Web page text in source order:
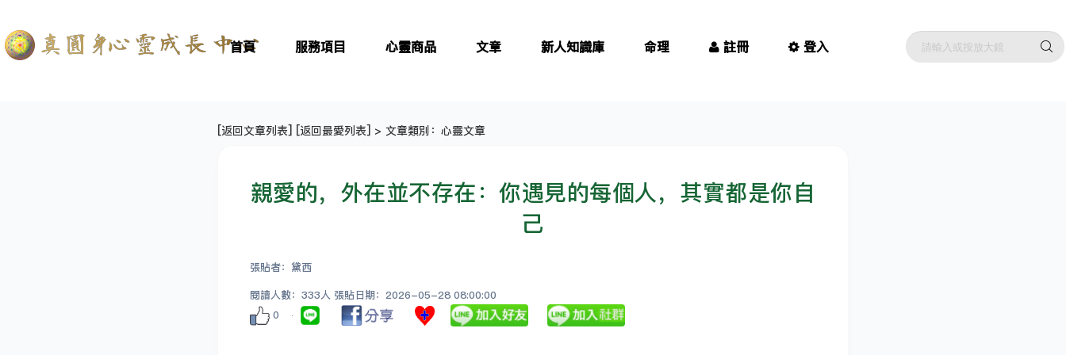
首頁 服務項目 心靈商品 文章 新人知識庫 命理 註冊 登入
[返回文章列表] [返回最愛列表] > 文章類別：心靈文章
親愛的，外在並不存在：你遇見的每個人，其實都是你自
己
張貼者：黛西
閱讀人數：333人 張貼日期：2026-05-28 08:00:00
0